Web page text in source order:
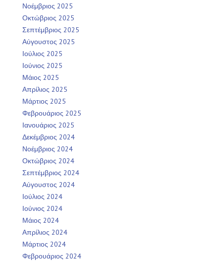
Νοέμβριος 2025
Οκτώβριος 2025
Σεπτέμβριος 2025
Αύγουστος 2025
Ιούλιος 2025
Ιούνιος 2025
Μάιος 2025
Απρίλιος 2025
Μάρτιος 2025
Φεβρουάριος 2025
Ιανουάριος 2025
Δεκέμβριος 2024
Νοέμβριος 2024
Οκτώβριος 2024
Σεπτέμβριος 2024
Αύγουστος 2024
Ιούλιος 2024
Ιούνιος 2024
Μάιος 2024
Απρίλιος 2024
Μάρτιος 2024
Φεβρουάριος 2024